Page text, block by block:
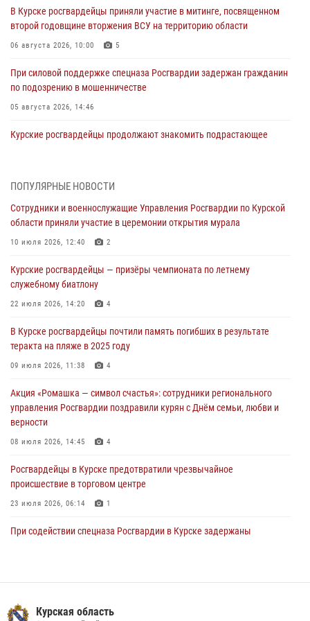
В Курске росгвардейцы приняли участие в митинге, посвященном
второй годовщине вторжения ВСУ на территорию области
06 августа 2026, 10:00 5
При силовой поддержке спецназа Росгвардии задержан гражданин
по подозрению в мошенничестве
05 августа 2026, 14:46
Курские росгвардейцы продолжают знакомить подрастающее
оздоровительных лагерях
05 августа 2026, 09:51
сбыта крупной партии наркотиков
04 августа 2026, 12:52
85 владельцев оружия
04 августа 2026, 07:00
297 выездов по сигналу «тревога»
03 августа 2026, 09:46
ПОПУЛЯРНЫЕ НОВОСТИ
Сотрудники и военнослужащие Управления Росгвардии по Курской
области приняли участие в церемонии открытия мурала
10 июля 2026, 12:40 2
Курские росгвардейцы — призёры чемпионата по летнему
служебному биатлону
22 июля 2026, 14:20 4
В Курске росгвардейцы почтили память погибших в результате
теракта на пляже в 2025 году
09 июля 2026, 11:38 4
Акция «Ромашка — символ счастья»: сотрудники регионального
управления Росгвардии поздравили курян с Днём семьи, любви и
верности
08 июля 2026, 14:45 4
Росгвардейцы в Курске предотвратили чрезвычайное
происшествие в торговом центре
23 июля 2026, 06:14 1
При содействии спецназа Росгвардии в Курске задержаны
первого этапа фотоконкурса «В объективе Росгвардия»
Курская область